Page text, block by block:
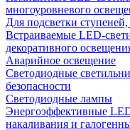
многоуровневого
Для подсветки ступеней,
Встраиваемые LED-
декоративного
Аварийное освещение
Светодиодные
безопасности
Светодиодные лампы
Энергоэффективные
накаливания и